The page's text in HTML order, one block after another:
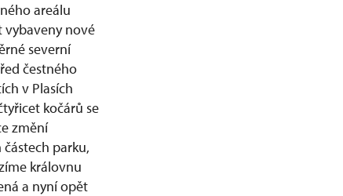
areálu
vybaveny nové
severní
čestného
v Plasích
kočárů se
změní
parku,
královnu
a nyní opět